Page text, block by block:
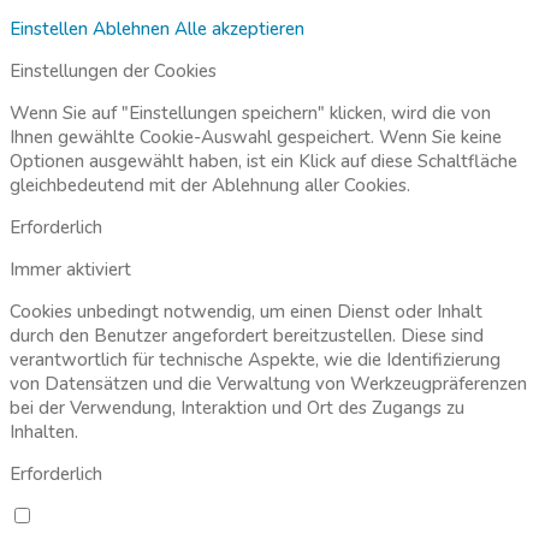
Einstellen Ablehnen Alle akzeptieren
Einstellungen der Cookies
Wenn Sie auf "Einstellungen speichern" klicken, wird die von
Ihnen gewählte Cookie-Auswahl gespeichert. Wenn Sie keine
Optionen ausgewählt haben, ist ein Klick auf diese Schaltfläche
gleichbedeutend mit der Ablehnung aller Cookies.
Erforderlich
Immer aktiviert
Cookies unbedingt notwendig, um einen Dienst oder Inhalt
durch den Benutzer angefordert bereitzustellen. Diese sind
verantwortlich für technische Aspekte, wie die Identifizierung
von Datensätzen und die Verwaltung von Werkzeugpräferenzen
bei der Verwendung, Interaktion und Ort des Zugangs zu
Inhalten.
Erforderlich